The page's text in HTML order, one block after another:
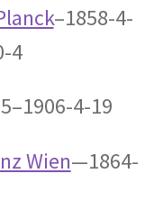
】
ス
–1858-4-
4
4-19
Wien—1864-